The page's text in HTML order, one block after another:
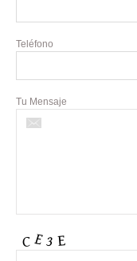
Teléfono
Tu Mensaje